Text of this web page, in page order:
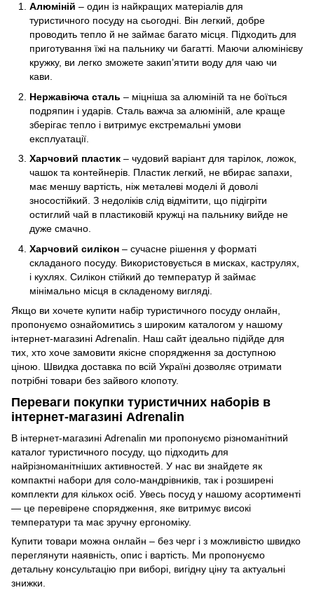
Алюміній – один із найкращих матеріалів для
туристичного посуду на сьогодні. Він легкий, добре
проводить тепло й не займає багато місця. Підходить для
приготування їжі на пальнику чи багатті. Маючи алюмінієву
кружку, ви легко зможете закип’ятити воду для чаю чи
кави.
Нержавіюча сталь – міцніша за алюміній та не боїться
подряпин і ударів. Сталь важча за алюміній, але краще
зберігає тепло і витримує екстремальні умови
експлуатації.
Харчовий пластик – чудовий варіант для тарілок, ложок,
чашок та контейнерів. Пластик легкий, не вбирає запахи,
має меншу вартість, ніж металеві моделі й доволі
зносостійкий. З недоліків слід відмітити, що підігріти
остиглий чай в пластиковій кружці на пальнику вийде не
дуже смачно.
Харчовий силікон – сучасне рішення у форматі
складаного посуду. Використовується в мисках, каструлях,
і кухлях. Силікон стійкий до температур й займає
мінімально місця в складеному вигляді.
Якщо ви хочете купити набір туристичного посуду онлайн,
пропонуємо ознайомитись з широким каталогом у нашому
інтернет-магазині Adrenalin. Наш сайт ідеально підійде для
тих, хто хоче замовити якісне спорядження за доступною
ціною. Швидка доставка по всій Україні дозволяє отримати
потрібні товари без зайвого клопоту.
Переваги покупки туристичних наборів в
інтернет-магазині Adrenalin
В інтернет-магазині Adrenalin ми пропонуємо різноманітний
каталог туристичного посуду, що підходить для
найрізноманітніших активностей. У нас ви знайдете як
компактні набори для соло-мандрівників, так і розширені
комплекти для кількох осіб. Увесь посуд у нашому асортименті
— це перевірене спорядження, яке витримує високі
температури та має зручну ергономіку.
Купити товари можна онлайн – без черг і з можливістю швидко
переглянути наявність, опис і вартість. Ми пропонуємо
детальну консультацію при виборі, вигідну ціну та актуальні
знижки.